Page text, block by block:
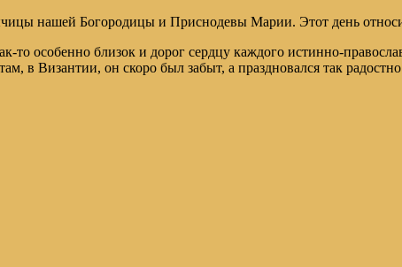
нашей Богородицы и Приснодевы Марии. Этот день
особенно близок и дорог сердцу каждого истинно-
в Византии, он скоро был забыт, а праздновался так